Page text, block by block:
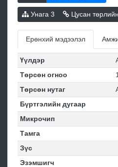
Унага 3 Цусан төрлийн
Ерөнхий мэдээлэл
Үүлдэр
Төрсөн огноо
Төрсөн нутаг
Бүртгэлийн дугаар
Микрочип
Тамга
Зүс
Эзэмшигч